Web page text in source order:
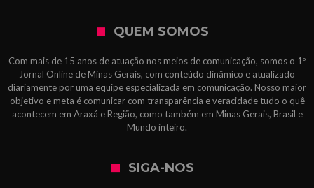
QUEM SOMOS
Com mais de 15 anos de atuação nos meios de comunicação, somos o 1º
Jornal Online de Minas Gerais, com conteúdo dinâmico e atualizado
diariamente por uma equipe especializada em comunicação. Nosso maior
objetivo e meta é comunicar com transparência e veracidade tudo o quê
acontecem em Araxá e Região, como também em Minas Gerais, Brasil e
Mundo inteiro.
SIGA-NOS